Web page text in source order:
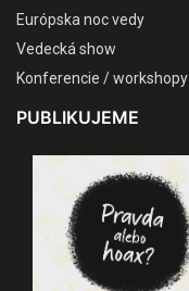
Európska noc vedy
Vedecká show
Konferencie / workshopy
PUBLIKUJEME